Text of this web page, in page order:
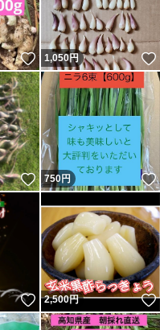
いいね！
1,050円
いいね！
750円
いいね！
2,500円